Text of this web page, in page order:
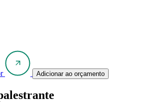
Adicionar ao orçamento